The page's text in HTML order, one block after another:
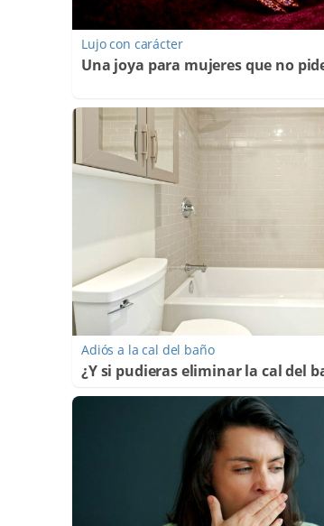
Lujo con carácter
Una joya para mujeres que no
Adiós a la cal del baño
¿Y si pudieras eliminar la cal del